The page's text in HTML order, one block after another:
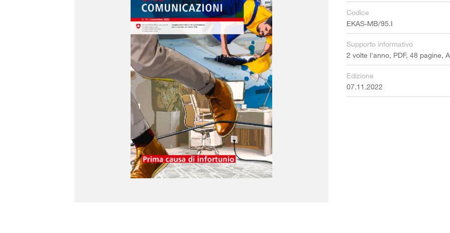
Codice
EKAS-MB/95.I
Supporto informativo
2 volte l'anno, PDF, 48 pagine,
Edizione
07.11.2022